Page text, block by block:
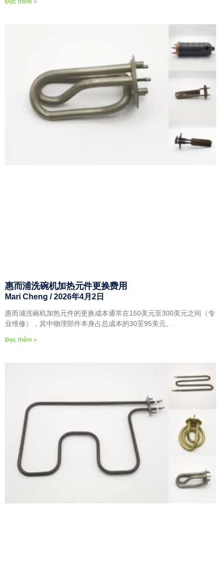
惠而浦洗碗机加热元件更换费用
Mari Cheng 2026年4月2日
惠而浦洗碗机加热元件的更换成本通常在150美元至300美元之间（专
业维修），其中物理部件本身占总成本的30至95美元。.
Đọc thêm »